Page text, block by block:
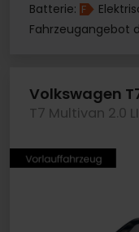
Batterie: F
Fahrzeugangebot
Volkswagen